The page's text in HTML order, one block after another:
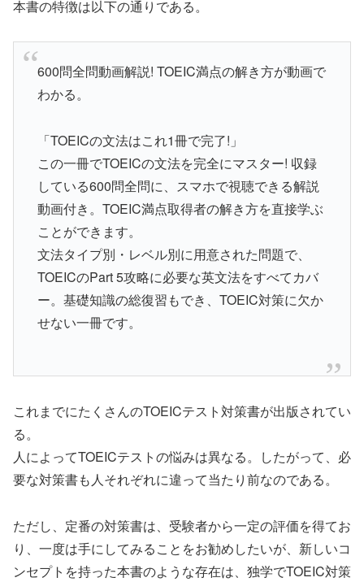
本書の特徴は以下の通りである。
600問全問動画解説! TOEIC満点の解き方が動画で
わかる。
「TOEICの文法はこれ1冊で完了!」
この一冊でTOEICの文法を完全にマスター! 収録
している600問全問に、スマホで視聴できる解説
動画付き。TOEIC満点取得者の解き方を直接学ぶ
ことができます。
文法タイプ別・レベル別に用意された問題で、
TOEICのPart 5攻略に必要な英文法をすべてカバ
ー。基礎知識の総復習もでき、TOEIC対策に欠か
せない一冊です。
これまでにたくさんのTOEICテスト対策書が出版されてい
る。
人によってTOEICテストの悩みは異なる。したがって、必
要な対策書も人それぞれに違って当たり前なのである。
ただし、定番の対策書は、受験者から一定の評価を得てお
り、一度は手にしてみることをお勧めしたいが、新しいコ
ンセプトを持った本書のような存在は、独学でTOEIC対策